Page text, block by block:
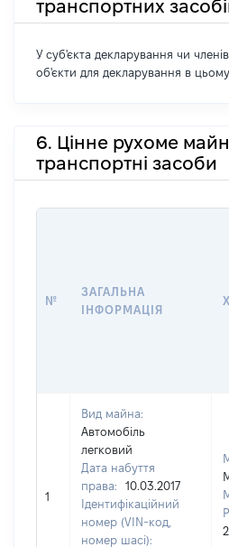
транспортних
У суб'єкта декларування чи членів
об'єкти для декларування в цьому
6. Цінне рухоме
транспортні засоби
№
ЗАГАЛЬНА
ІНФОРМАЦІЯ
1
Вид майна:
Автомобіль
легковий
Дата набуття
права:
10.03.2017
Ідентифікаційний
номер (VIN-код,
номер шасі):